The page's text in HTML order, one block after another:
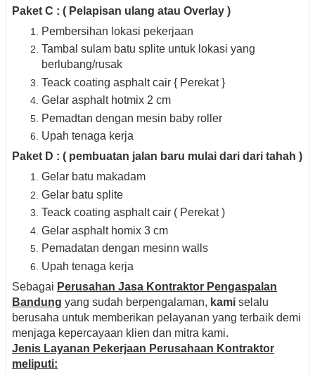
Paket C : ( Pelapisan ulang atau Overlay )
Pembersihan lokasi pekerjaan
Tambal sulam batu splite untuk lokasi yang
berlubang/rusak
Teack coating asphalt cair { Perekat }
Gelar asphalt hotmix 2 cm
Pemadtan dengan mesin baby roller
Upah tenaga kerja
Paket D : ( pembuatan jalan baru mulai dari dari tahah )
Gelar batu makadam
Gelar batu splite
Teack coating asphalt cair ( Perekat )
Gelar asphalt homix 3 cm
Pemadatan dengan mesinn walls
Upah tenaga kerja
Sebagai Perusahan Jasa Kontraktor Pengaspalan
Bandung yang sudah berpengalaman, kami selalu
berusaha untuk memberikan pelayanan yang terbaik demi
menjaga kepercayaan klien dan mitra kami.
Jenis Layanan Pekerjaan Perusahaan Kontraktor
meliputi: